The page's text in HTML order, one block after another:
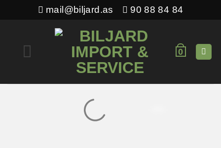
mail@biljard.as 90 88 84 84
0